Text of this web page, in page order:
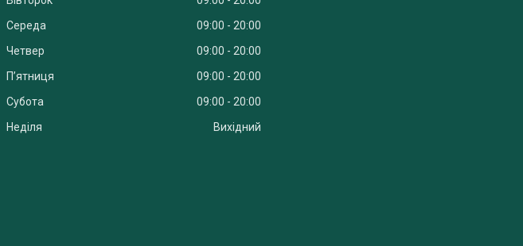
Середа
09:00
20:00
Четвер
09:00
20:00
Пʼятниця
09:00
20:00
Субота
09:00
20:00
Неділя
Вихідний